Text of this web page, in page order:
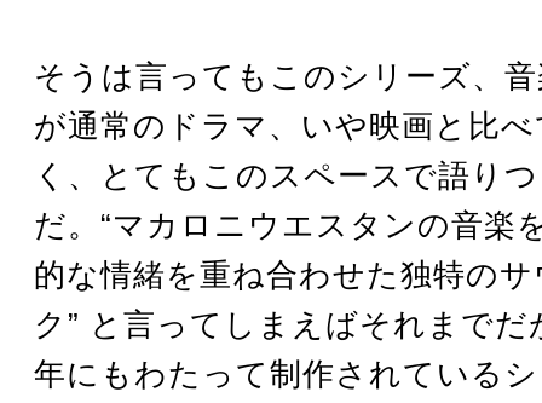
そうは言ってもこのシリーズ、
が通常のドラマ、いや映画と比
く、とてもこのスペースで語り
だ。“マカロニウエスタンの音楽
的な情緒を重ね合わせた独特の
ク” と言ってしまえばそれまでだ
年にもわたって制作されている